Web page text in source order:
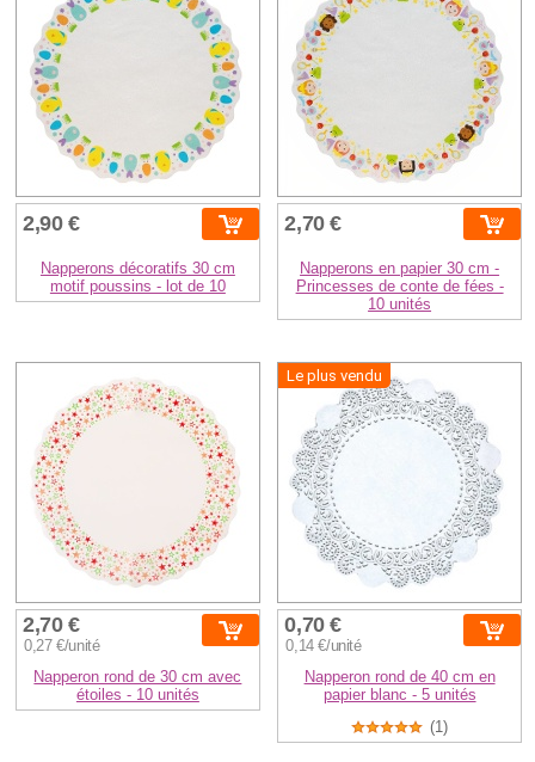
2,90 €
Napperons décoratifs 30 cm
motif poussins - lot de 10
2,70 €
Napperons en papier 30 cm -
Princesses de conte de fées -
10 unités
2,70 €
0,27 €/unité
Napperon rond de 30 cm avec
étoiles - 10 unités
Le plus vendu
0,70 €
0,14 €/unité
Napperon rond de 40 cm en
papier blanc - 5 unités
(1)